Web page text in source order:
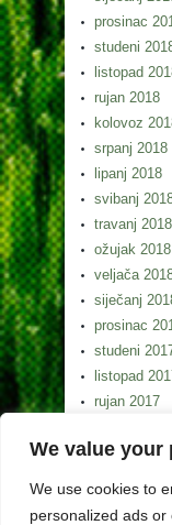
We value your
We use cookies to
personalized ads
prosinac
studeni
listopad
rujan 2018
kolovoz
srpanj 2018
lipanj 2018
svibanj
travanj 2018
ožujak 2018
veljača
siječanj
prosinac
studeni
listopad
rujan 2017
srpanj 2017